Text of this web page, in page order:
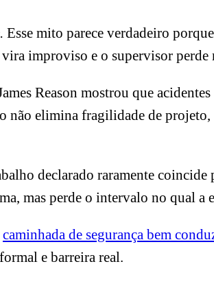
Esse mito parece verdadeiro
improviso e o supervisor
Reason mostrou que
não elimina fragilidade de
declarado raramente
mas perde o intervalo no qual a
caminhada de segurança bem
e barreira real.